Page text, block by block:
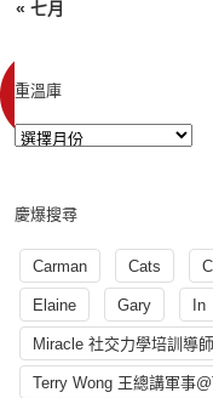
« 七月
重溫庫
慶爆搜尋
Carman Cats
Elaine Gary In
Miracle 社交力學培訓導師
Terry Wong 王總講軍事